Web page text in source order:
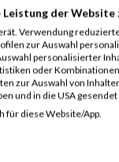
der Website
Verwendung
zur Auswahl
personalisierter
oder
zur Auswahl von
und in die USA
für diese Website/App.